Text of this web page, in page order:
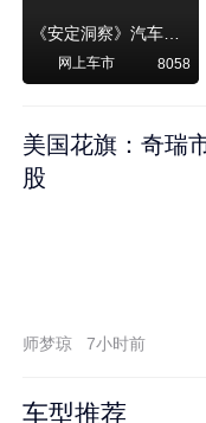
《安定洞察》汽车烧不烧油，和石油安全无关！
网上车市 8058
美国花旗：奇瑞
股
师梦琼 7小时前
车型推荐